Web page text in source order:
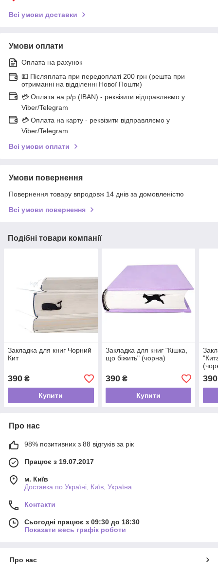
Всі умови доставки
Умови оплати
Оплата на рахунок
💵 Післяплата при передоплаті 200 грн (решта при
отриманні на відділенні Нової Пошти)
💳 Оплата на р/р (IBAN) - реквізити відправляємо у
Viber/Telegram
💳 Оплата на карту - реквізити відправляємо у
Viber/Telegram
Всі умови оплати
Умови повернення
Повернення товару впродовж 14 днів за домовленістю
Всі умови повернення
Подібні товари компанії
Закладка для книг Чорний
Кит
390 ₴
Купити
Закладка для книг "Кішка,
що біжить" (чорна)
390₴
Купити
390
Про нас
98% позитивних з 88 відгуків за рік
Працює з 19.07.2017
м. Київ
Доставка по Україні, Київ, Україна
Контакти
Сьогодні працює з 09:30 до 18:30
Показати весь графік роботи
Про нас